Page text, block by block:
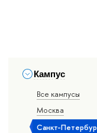
Кампус
Все кампусы
Москва
Санкт-